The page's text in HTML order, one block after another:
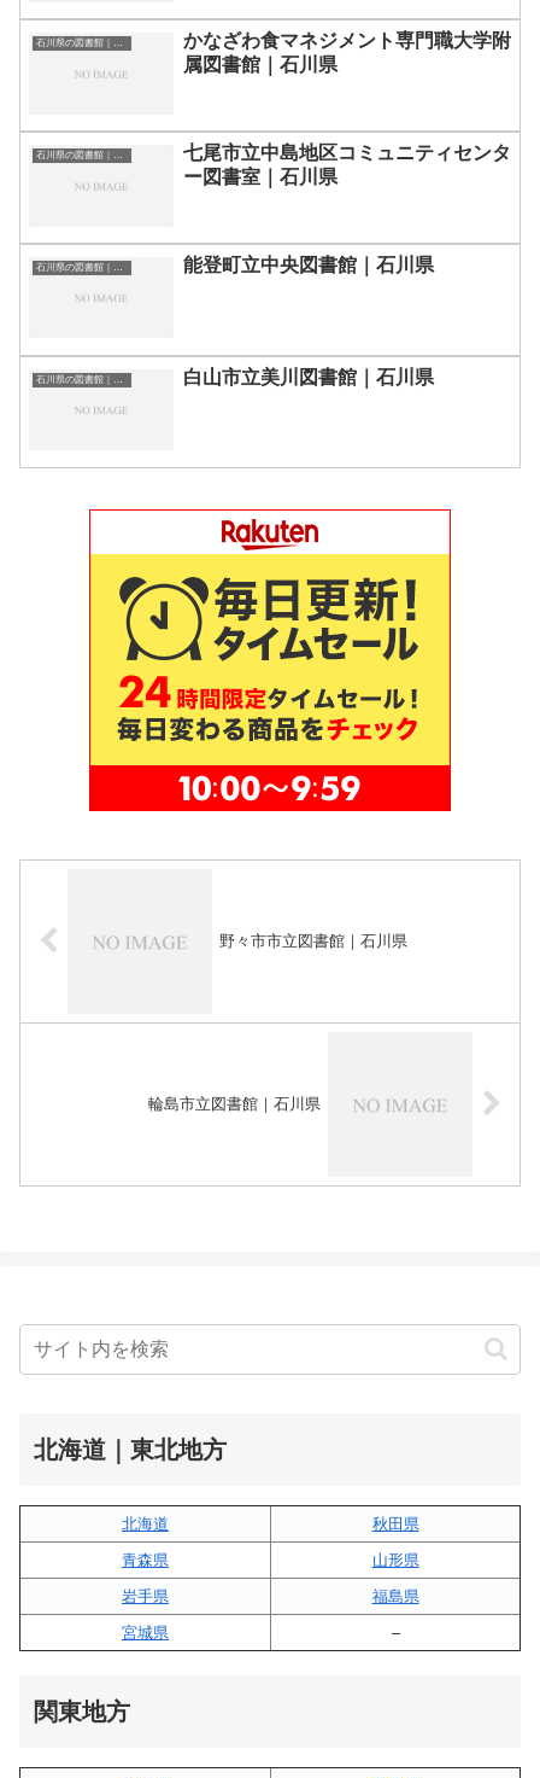
石川県の図書館｜勉強できる場所
かなざわ食マネジメント専門職大学附
属図書館｜石川県
石川県の図書館｜勉強できる場所
七尾市立中島地区コミュニティセンタ
ー図書室｜石川県
石川県の図書館｜勉強できる場所 能登町立中央図書館｜石川県
白山市立美川図書館｜石川県
野々市市立図書館｜石川県
輪島市立図書館｜石川県
北海道｜東北地方
北海道
秋田県
青森県
山形県
岩手県
福島県
宮城県
–
関東地方